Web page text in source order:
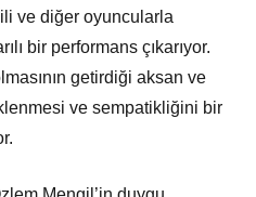
ve diğer oyuncularla
bir performans çıkarıyor.
getirdiği aksan ve
ve sempatikliğini bir